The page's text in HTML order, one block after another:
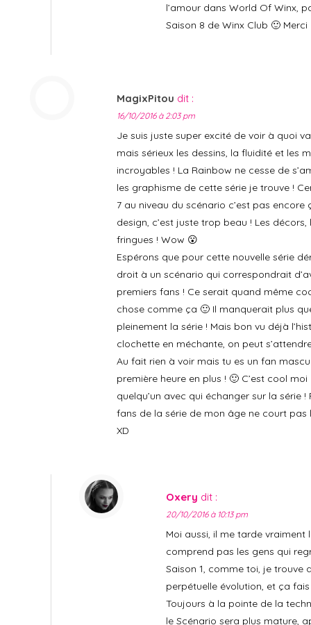
l’amour dans World Of Winx,
Saison 8 de Winx Club 🙂
MagixPitou dit :
16/10/2016 à 2:03 pm
Je suis juste super excité de voir à quoi
mais sérieux les dessins, la fluidité et les
incroyables ! La Rainbow ne cesse de
les graphisme de cette série je trouve !
7 au niveau du scénario c’est pas encore
design, c’est juste trop beau ! Les
fringues ! Wow 😮
Espérons que pour cette nouvelle série
droit à un scénario qui correspondrait
premiers fans ! Ce serait quand même
chose comme ça 🙂 Il manquerait plus
pleinement la série ! Mais bon vu déjà
clochette en méchante, on peut
Au fait rien à voir mais tu es un fan
première heure en plus ! 🙂 C’est cool
quelqu’un avec qui échanger sur la série
fans de la série de mon âge ne court pas
XD
Oxery dit :
20/10/2016 à 10:13 pm
Moi aussi, il me tarde vraiment
comprend pas les gens qui
Saison 1, comme toi, je trouve
perpétuelle évolution, et ça
Toujours à la pointe de la
le Scénario sera plus mature,